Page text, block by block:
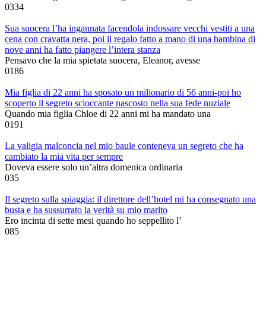
0334
Sua suocera l’ha ingannata facendola indossare vecchi vestiti a una
cena con cravatta nera, poi il regalo fatto a mano di una bambina di
nove anni ha fatto piangere l’intera stanza
Pensavo che la mia spietata suocera, Eleanor, avesse
0186
Mia figlia di 22 anni ha sposato un milionario di 56 anni-poi ho
scoperto il segreto scioccante nascosto nella sua fede nuziale
Quando mia figlia Chloe di 22 anni mi ha mandato una
0191
La valigia malconcia nel mio baule conteneva un segreto che ha
cambiato la mia vita per sempre
Doveva essere solo un’altra domenica ordinaria
035
Il segreto sulla spiaggia: il direttore dell’hotel mi ha consegnato una
busta e ha sussurrato la verità su mio marito
Ero incinta di sette mesi quando ho seppellito l’
085